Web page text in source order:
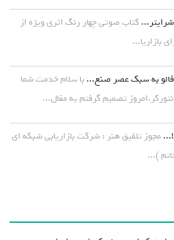
کتاب صوتی چهار رنگ اثری ویژه از
بازاریا...
فالو به سبک عصر صنع... با سلام خدمت شما
تصمیم گرفتم یه مقال...
مجوز تلفیق هنر : شرکت بازاریابی شبکه ای
)...